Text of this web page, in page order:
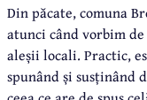
Din păcate, comuna
atunci când vorbim
aleșii locali. Practic,
spunând și susținând